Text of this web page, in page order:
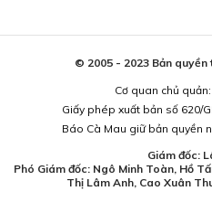
© 2005 - 2023 Bản quyền
Cơ quan chủ
Giấy phép xuất bản số 620/
Báo Cà Mau giữ bản quyền
Giám đốc:
Phó Giám đốc: Ngô Minh Toàn, Hồ
Thị Lâm Anh, Cao Xuân